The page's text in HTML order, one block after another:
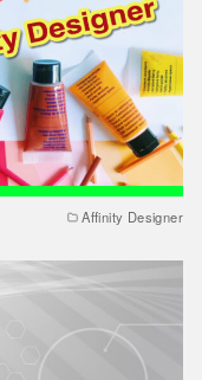
Affinity Designer